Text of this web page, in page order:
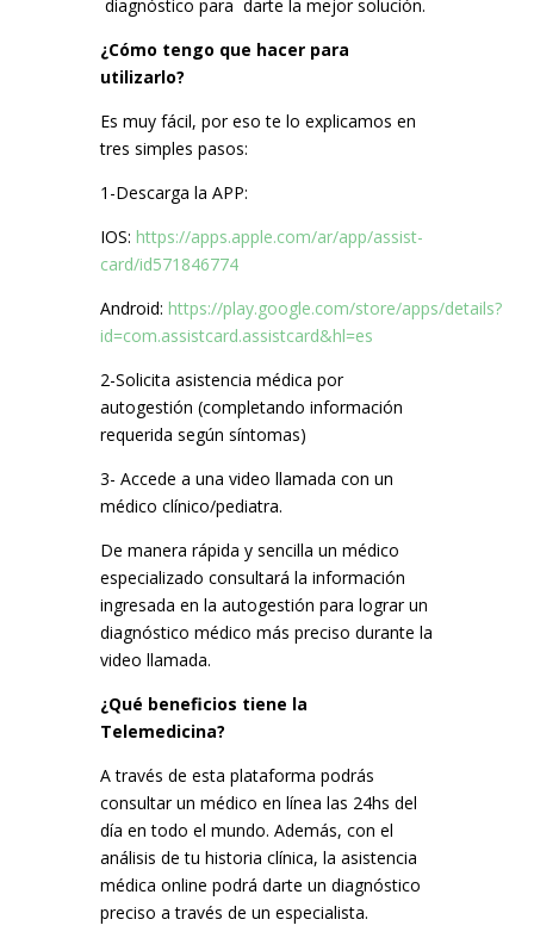
diagnóstico para darte la mejor solución.
¿Cómo tengo que hacer para
utilizarlo?
Es muy fácil, por eso te lo explicamos en
tres simples pasos:
1-Descarga la APP:
IOS: https://apps.apple.com/ar/app/assist-
card/id571846774
Android: https://play.google.com/store/apps/details?
id=com.assistcard.assistcard&hl=es
2-Solicita asistencia médica por
autogestión (completando información
requerida según síntomas)
3- Accede a una video llamada con un
médico clínico/pediatra.
De manera rápida y sencilla un médico
especializado consultará la información
ingresada en la autogestión para lograr un
diagnóstico médico más preciso durante la
video llamada.
¿Qué beneficios tiene la
Telemedicina?
A través de esta plataforma podrás
consultar un médico en línea las 24hs del
día en todo el mundo. Además, con el
análisis de tu historia clínica, la asistencia
médica online podrá darte un diagnóstico
preciso a través de un especialista.